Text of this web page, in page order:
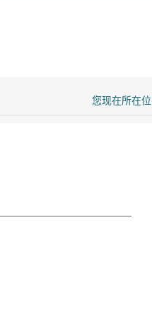
您现在所在位